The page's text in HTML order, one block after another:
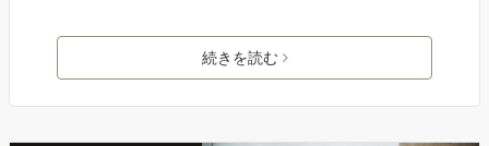
続きを読む